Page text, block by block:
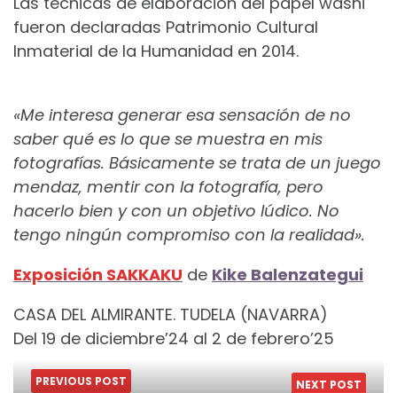
fueron declaradas Patrimonio Cultural
Inmaterial de la Humanidad en 2014.
«Me interesa generar esa sensación de no
saber qué es lo que se muestra en mis
fotografías. Básicamente se trata de un juego
mendaz, mentir con la fotografía, pero
hacerlo bien y con un objetivo lúdico. No
tengo ningún compromiso con la realidad».
Exposición SAKKAKU de Kike Balenzategui
CASA DEL ALMIRANTE. TUDELA (NAVARRA)
Del 19 de diciembre’24 al 2 de febrero’25
PREVIOUS POST NEXT POST